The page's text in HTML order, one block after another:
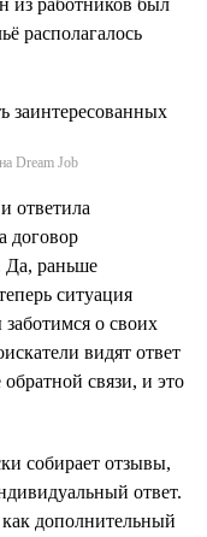
располагалось
Dream Job
ответила
договор
Да, раньше
ситуация
о своих
видят ответ
связи, и это
собирает отзывы,
ответ.
дополнительный